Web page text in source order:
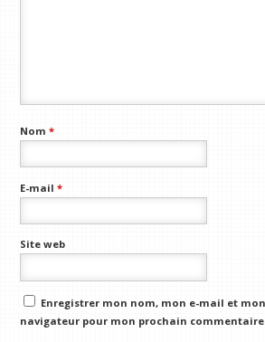
Nom*
E-mail*
Site web
Enregistrer mon nom, mon e-mail et
navigateur pour mon prochain